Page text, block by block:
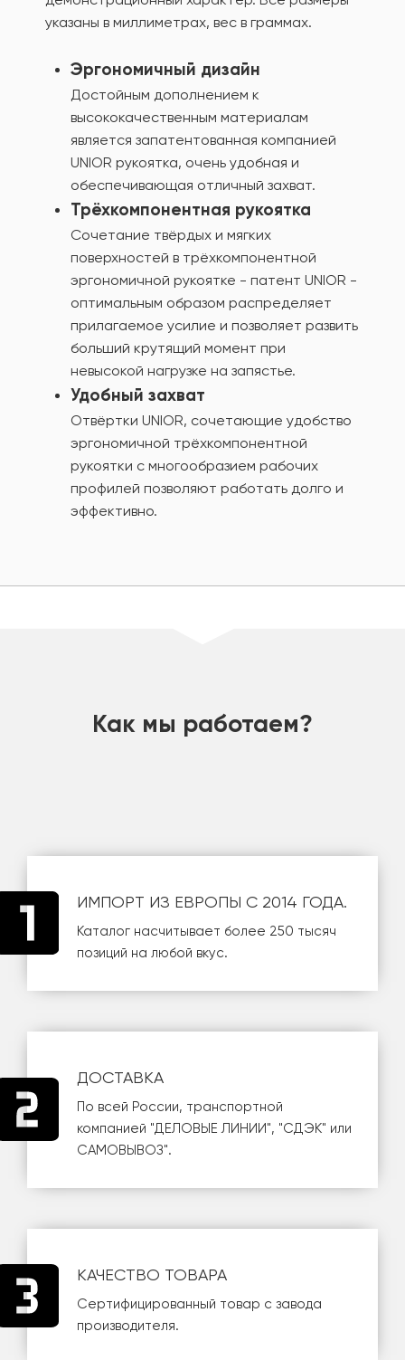
указаны в миллиметрах, вес в граммах.
Эргономичный дизайн
Достойным дополнением к
высококачественным материалам
является запатентованная компанией
UNIOR рукоятка, очень удобная и
обеспечивающая отличный захват.
Трёхкомпонентная рукоятка
Сочетание твёрдых и мягких
поверхностей в трёхкомпонентной
эргономичной рукоятке - патент UNIOR -
оптимальным образом распределяет
прилагаемое усилие и позволяет развить
больший крутящий момент при
невысокой нагрузке на запястье.
Удобный захват
Отвёртки UNIOR, сочетающие удобство
эргономичной трёхкомпонентной
рукоятки с многообразием рабочих
профилей позволяют работать долго и
эффективно.
Как мы работаем?
ИМПОРТ ИЗ ЕВРОПЫ С 2014 ГОДА.
Каталог насчитывает более 250 тысяч
позиций на любой вкус.
ДОСТАВКА
По всей России, транспортной
компанией "ДЕЛОВЫЕ ЛИНИИ", "СДЭК" или
САМОВЫВОЗ".
КАЧЕСТВО ТОВАРА
Сертифицированный товар с завода
производителя.